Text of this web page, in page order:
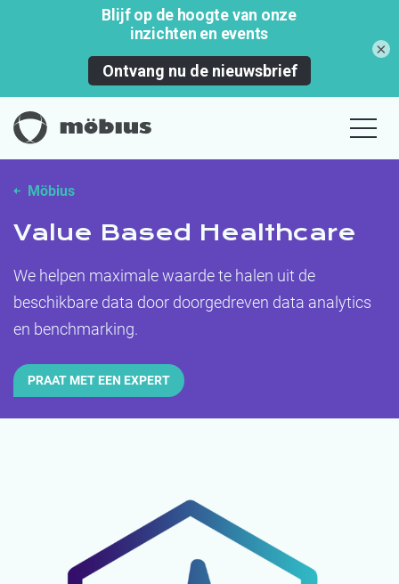
Möbius
Value Based Healthcare
We helpen maximale waarde te halen uit de
beschikbare data door doorgedreven data analytics
en benchmarking.
PRAAT MET EEN EXPERT
×